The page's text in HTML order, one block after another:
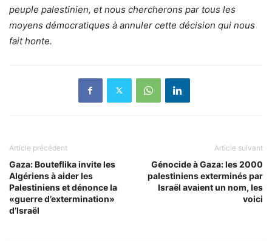
peuple palestinien, et nous chercherons par tous les
moyens démocratiques à annuler cette décision qui nous
fait honte.
Article précédent
Gaza: Bouteflika invite les
Algériens à aider les
Palestiniens et dénonce la
«guerre d’extermination»
d’Israël
Article suivant
Génocide à Gaza: les 2000
palestiniens exterminés par
Israël avaient un nom, les
voici